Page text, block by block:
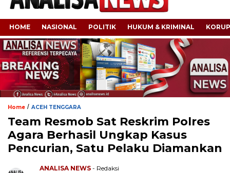
HOME NASIONAL POLITIK HUKUM & KRIMINAL
Home / ACEH TENGGARA
Team Resmob Sat Reskrim Polres
Agara Berhasil Ungkap Kasus
Pencurian, Satu Pelaku Diamankan
ANALISA NEWS - Redaksi